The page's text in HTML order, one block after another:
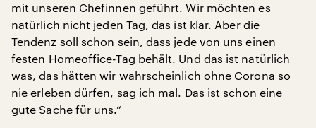
mit unseren Chefinnen geführt. Wir möchten es
natürlich nicht jeden Tag, das ist klar. Aber die
Tendenz soll schon sein, dass jede von uns einen
festen Homeoffice-Tag behält. Und das ist natürlich
was, das hätten wir wahrscheinlich ohne Corona so
nie erleben dürfen, sag ich mal. Das ist schon eine
gute Sache für uns.“